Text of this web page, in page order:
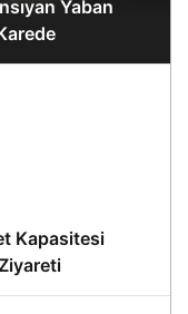
Yaban
Kapasitesi